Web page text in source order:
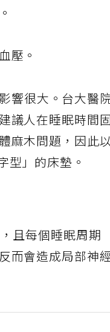
壓。
響很大。台大醫
議人在睡眠時間
麻木問題，因此
型」的床墊。
且每個睡眠周期
而會造成局部神